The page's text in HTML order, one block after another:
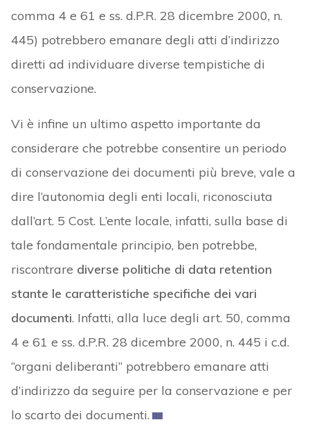
comma 4 e 61 e ss. d.P.R. 28 dicembre 2000, n.
445) potrebbero emanare degli atti d’indirizzo
diretti ad individuare diverse tempistiche di
conservazione.
Vi è infine un ultimo aspetto importante da
considerare che potrebbe consentire un periodo
di conservazione dei documenti più breve, vale a
dire l’autonomia degli enti locali, riconosciuta
dall’art. 5 Cost. L’ente locale, infatti, sulla base di
tale fondamentale principio, ben potrebbe,
riscontrare diverse politiche di data retention
stante le caratteristiche specifiche dei vari
documenti. Infatti, alla luce degli art. 50, comma
4 e 61 e ss. d.P.R. 28 dicembre 2000, n. 445 i c.d.
“organi deliberanti” potrebbero emanare atti
d’indirizzo da seguire per la conservazione e per
lo scarto dei documenti.